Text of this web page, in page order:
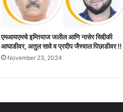
एमआयएमचे इम्तियाज जलील आणि नासेर सिद्दीकी
आघाडीवर, अतुल सावे व प्रदीप जैस्वाल पिछाडीवर !!
November 23, 2024